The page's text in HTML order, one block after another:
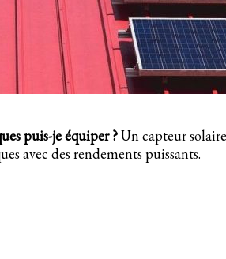
puis-je équiper ?Un capteur
avec des rendements puissants.